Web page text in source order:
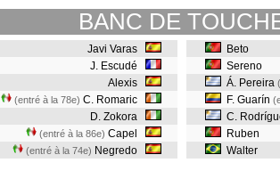
BANC DE
Javi Varas
J. Escudé
Alexis
(entré à la 78e) C. Romaric
D. Zokora
(entré à la 86e) Capel
(entré à la 74e) Negredo
Beto
Sereno
Á. Pereira
F. Guarín
C.
Ruben
Walter